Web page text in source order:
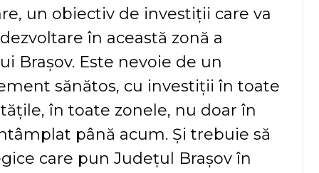
un obiectiv de investiții care va
în această zonă a
Brașov. Este nevoie de un
sănătos, cu investiții în toate
în toate zonele, nu doar în
până acum. Și trebuie să
care pun Județul Brașov în